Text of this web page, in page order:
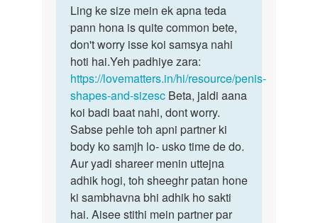
to
Aunty
ji
by
Salman
malik
Ling
ke
size
mein
ek
apna
Ling ke size mein ek apna teda
pann hona is quite common bete,
don't worry isse koi samsya nahi
hoti hai.Yeh padhiye zara:
https://lovematters.in/hi/resource/penis-
shapes-and-sizesc Beta, jaldi aana
koi badi baat nahi, dont worry.
Sabse pehle toh apni partner ki
body ko samjh lo- usko time de do.
Aur yadi shareer menin uttejna
adhik hogi, toh sheeghr patan hone
ki sambhavna bhi adhik ho sakti
hai. Aisee stithi mein partner par